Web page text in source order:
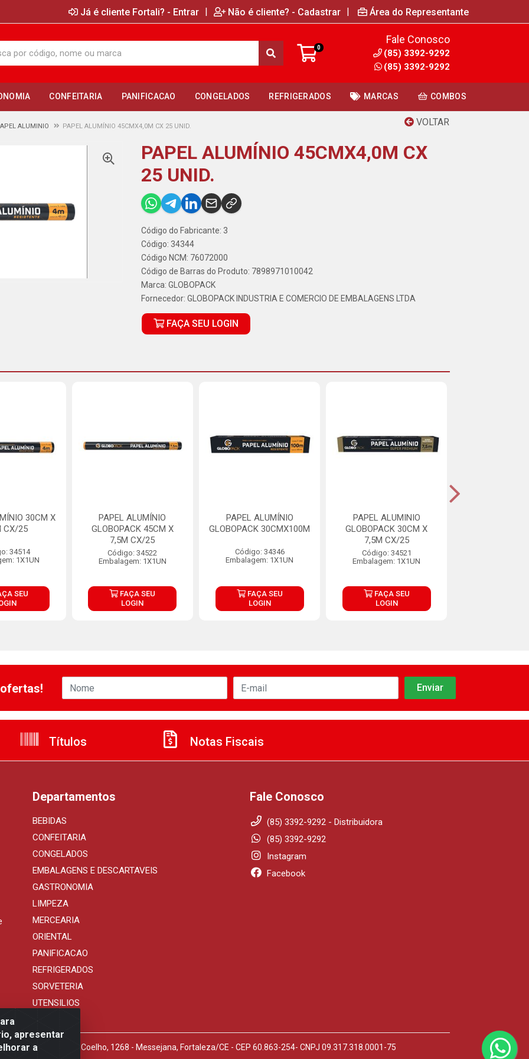
Já é cliente Fortali? - Entrar | Não é cliente? - Cadastrar | Área do Representante
0
Fale Conosco
(85) 3392-9292
(85) 3392-9292
CONFEITARIA PANIFICACAO CONGELADOS REFRIGERADOS MARCAS COMBOS
VOLTAR
ALUMINIO PAPEL ALUMÍNIO 45CMX4,0M CX 25 UNID.
PAPEL ALUMÍNIO 45CMX4,0M CX
25 UNID.
Código do Fabricante: 3
Código: 34344
Código NCM: 76072000
Código de Barras do Produto: 7898971010042
Marca: GLOBOPACK
Fornecedor: GLOBOPACK INDUSTRIA E COMERCIO DE EMBALAGENS LTDA
FAÇA SEU LOGIN
30CM X
CX/25
34514
1X1UN
SEU
PAPEL ALUMÍNIO
GLOBOPACK 45CM X
7,5M CX/25
Código: 34522
Embalagem: 1X1UN
FAÇA SEU
LOGIN
PAPEL ALUMÍNIO
GLOBOPACK 30CMX100M
Código: 34346
Embalagem: 1X1UN
FAÇA SEU
LOGIN
PAPEL ALUMINIO
GLOBOPACK 30CM X
7,5M CX/25
Código: 34521
Embalagem: 1X1UN
FAÇA SEU
LOGIN
apresentar
a
Títulos Notas Fiscais
Departamentos
BEBIDAS
CONFEITARIA
CONGELADOS
EMBALAGENS E DESCARTAVEIS
GASTRONOMIA
LIMPEZA
MERCEARIA
ORIENTAL
PANIFICACAO
REFRIGERADOS
SORVETERIA
UTENSILIOS
Fale Conosco
(85) 3392-9292 - Distribuidora
(85) 3392-9292
Instagram
Facebook
- Avenida Tomaz Coelho, 1268 - Messejana, Fortaleza/CE - CEP 60.863-254- CNPJ 09.317.318.0001-75